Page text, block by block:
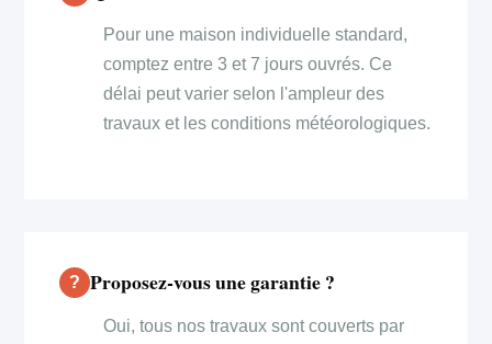
Pour une maison individuelle standard,
comptez entre 3 et 7 jours ouvrés. Ce
délai peut varier selon l'ampleur des
travaux et les conditions météorologiques.
Proposez-vous une garantie ?
Oui, tous nos travaux sont couverts par